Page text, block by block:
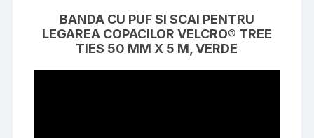
BANDA CU PUF SI SCAI PENTRU
LEGAREA COPACILOR VELCRO® TREE
TIES 50 MM X 5 M, VERDE